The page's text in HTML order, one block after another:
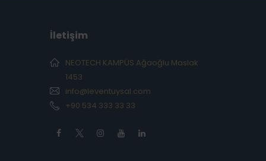
İletişim
NEOTECH KAMPÜS Ağaoğlu Maslak
1453
info@leventuysal.com
+90 534 333 33 33